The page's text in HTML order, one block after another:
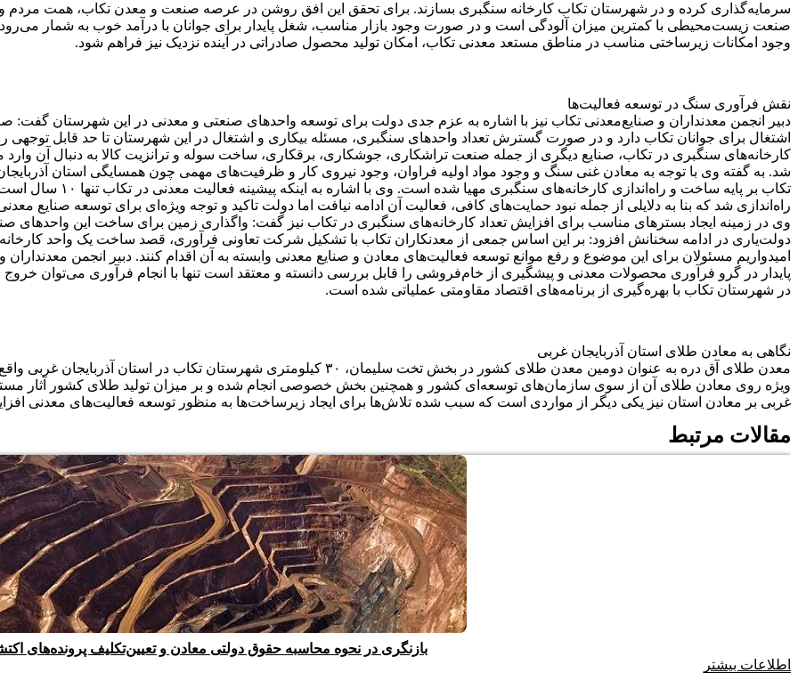
سرمایه‌گذاری کرده و در شهرستان تکاب کارخانه سنگبری بسازند. برای تحقق این افق روشن در عرصه صنعت و معدن تکاب، همت مردم
صنعت زیست‌محیطی با کمترین میزان آلودگی است و در صورت وجود بازار مناسب، شغل پایدار برای جوانان با درآمد خوب به شمار
وجود امکانات زیرساختی مناسب در مناطق مستعد معدنی تکاب، امکان تولید محصول صادراتی در آینده نزدیک نیز فراهم شود.
نقش فرآوری سنگ در توسعه فعالیت‌ها
دبیر انجمن معدنداران و صنایع‌معدنی تکاب نیز با اشاره به عزم جدی دولت برای توسعه واحدهای صنعتی و معدنی در این شهرستان
اشتغال برای جوانان تکاب دارد و در صورت گسترش تعداد واحدهای سنگبری، مسئله بیکاری و اشتغال در این شهرستان تا حد قابل
کارخانه‌های سنگبری در تکاب، صنایع دیگری از جمله صنعت تراشکاری، جوشکاری، برقکاری، ساخت سوله و ترانزیت کالا به دنبال آن
شد. به گفته وی با توجه به معادن غنی سنگ و وجود مواد اولیه فراوان، وجود نیروی کار و ظرفیت‌های مهمی چون همسایگی استان
تکاب بر پایه ساخت و
راه‌اندازی شد که بنا به دلایلی از جمله نبود حمایت‌های کافی، فعالیت آن ادامه نیافت اما دولت تاکید و توجه ویژه‌ای برای توسعه صنایع
وی در زمینه ایجاد بسترهای مناسب برای افزایش تعداد کارخانه‌های سنگبری در تکاب نیز گفت: واگذاری زمین برای ساخت این واحدهای
دولت‌یاری در ادامه سخنانش افزود: بر این اساس جمعی از معدنکاران تکاب با تشکیل شرکت تعاونی فرآوری، قصد ساخت یک واحد
امیدواریم مسئولان برای این موضوع و رفع موانع توسعه فعالیت‌های معادن و صنایع معدنی وابسته به آن اقدام کنند. دبیر انجمن
پایدار در گرو فرآوری محصولات معدنی و پیشگیری از خام‌فروشی را قابل بررسی دانسته و معتقد است تنها با انجام فرآوری می‌توان خروج
در شهرستان تکاب با بهره‌گیری از برنامه‌های اقتصاد مقاومتی عملیاتی شده است.
نگاهی به معادن طلای استان آذربایجان غربی
معدن طلای آق دره به عنوان دومین معدن طلای کشور در بخش تخت سلیمان، ۳۰ کیلومتری
ویژه روی معادن طلای آن از سوی سازمان‌های توسعه‌ای کشور و همچنین بخش خصوصی انجام شده و بر میزان تولید طلای کشور آثار
غربی بر معادن استان نیز یکی دیگر از مواردی است که سبب شده تلاش‌ها برای ایجاد زیرساخت‌ها به منظور توسعه فعالیت‌های معدنی
مقالات مرتبط
بازنگری در نحوه محاسبه حقوق دولتی معادن و تعیین‌تکلیف پرونده‌های
اطلاعات بیشتر